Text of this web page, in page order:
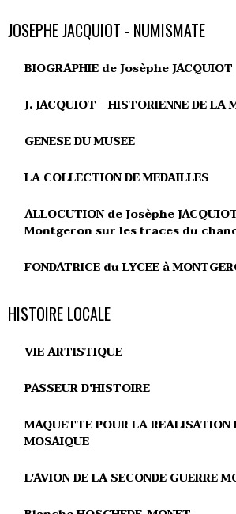
JOSEPHE JACQUIOT - NUMISMATE
BIOGRAPHIE de Josèphe JACQUIOT
J. JACQUIOT - HISTORIENNE DE LA
GENESE DU MUSEE
LA COLLECTION DE MEDAILLES
ALLOCUTION de Josèphe
Montgeron sur les traces du
FONDATRICE du LYCEE à
HISTOIRE LOCALE
VIE ARTISTIQUE
PASSEUR D'HISTOIRE
MAQUETTE POUR LA REALISATION
MOSAIQUE
L'AVION DE LA SECONDE GUERRE